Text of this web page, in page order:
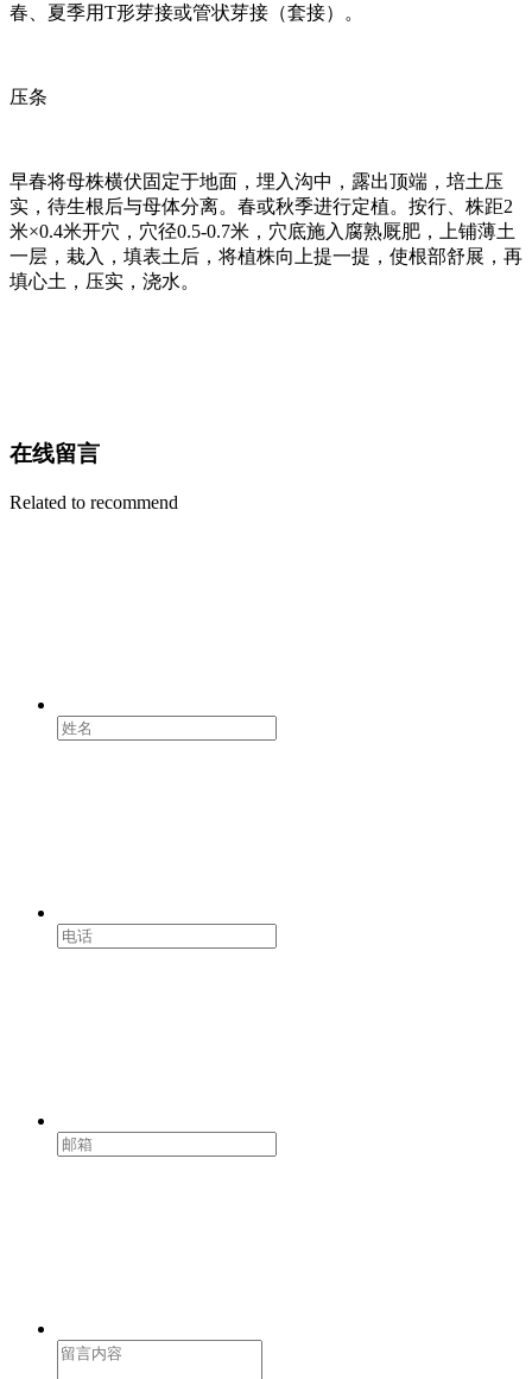
春、夏季用T形芽接或管状芽接（套接）。
压条
早春将母株横伏固定于地面，埋入沟中，露出顶端，培土压
实，待生根后与母体分离。春或秋季进行定植。按行、株距2
米×0.4米开穴，穴径0.5-0.7米，穴底施入腐熟厩肥，上铺薄土
一层，栽入，填表土后，将植株向上提一提，使根部舒展，再
填心土，压实，浇水。
在线留言
Related to recommend